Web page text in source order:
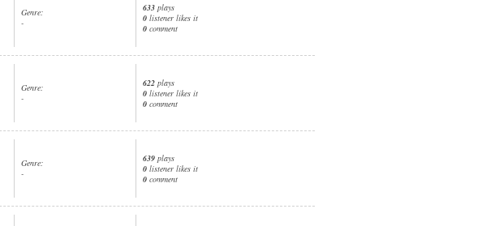
Genre:
-
633 plays
0 listener likes it
0 comment
Genre:
-
622 plays
0 listener likes it
0 comment
Genre:
-
639 plays
0 listener likes it
0 comment